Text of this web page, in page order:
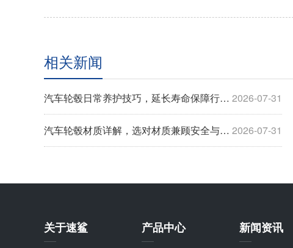
相关新闻
2026-07-31
汽车轮毂日常养护技巧，延长寿命保障行车安全
2026-07-31
汽车轮毂材质详解，选对材质兼顾安全与用车体验
关于速鲨 产品中心 新闻资讯